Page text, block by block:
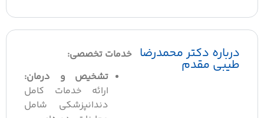
درباره دکتر محمدرضا
طیبی مقدم
خدمات تخصصی:
تشخیص و درمان:
ارائه خدمات کامل
دندانپزشکی شامل